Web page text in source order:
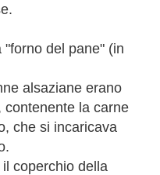
"forno del pane" (in
alsaziane erano
contenente la carne
che si incaricava
coperchio della